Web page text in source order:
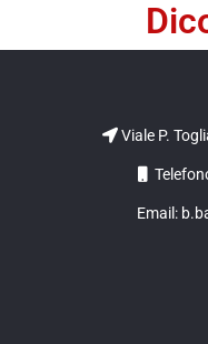
Viale P.
Email: